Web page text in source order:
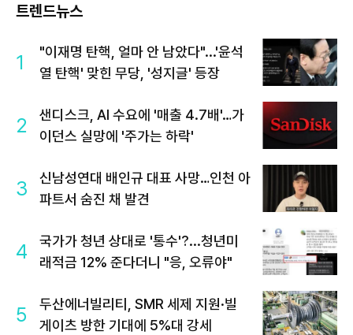
트렌드뉴스
1
"이재명 탄핵, 얼마 안 남았다"...'윤석
열 탄핵' 맞힌 무당, '성지글' 등장
2
샌디스크, AI 수요에 '매출 4.7배'…가
이던스 실망에 '주가는 하락'
3
신남성연대 배인규 대표 사망…인천 아
파트서 숨진 채 발견
4
국가가 청년 상대로 '통수'?...청년미
래적금 12% 준다더니 "응, 오류야"
5
두산에너빌리티, SMR 세제 지원·빌
게이츠 방한 기대에 5%대 강세